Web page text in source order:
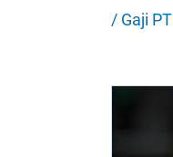
/ Gaji PT